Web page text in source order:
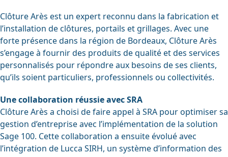
Clôture Arès est un expert reconnu dans la fabrication et
l’installation de clôtures, portails et grillages. Avec une
forte présence dans la région de Bordeaux, Clôture Arès
s’engage à fournir des produits de qualité et des services
personnalisés pour répondre aux besoins de ses clients,
qu’ils soient particuliers, professionnels ou collectivités.
Une collaboration réussie avec SRA
Clôture Arès a choisi de faire appel à SRA pour optimiser sa
gestion d’entreprise avec l’implémentation de la solution
Sage 100. Cette collaboration a ensuite évolué avec
l’intégration de Lucca SIRH, un système d’information des